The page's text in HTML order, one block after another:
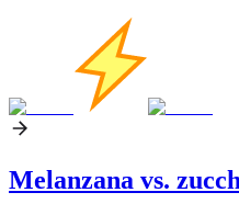
Melanzana vs.